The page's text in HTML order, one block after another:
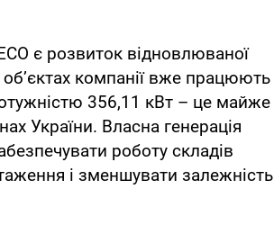
є розвиток відновлюваної
об’єктах компанії вже працюють
356,11 кВт – це майже
України. Власна генерація
роботу складів
і зменшувати залежність